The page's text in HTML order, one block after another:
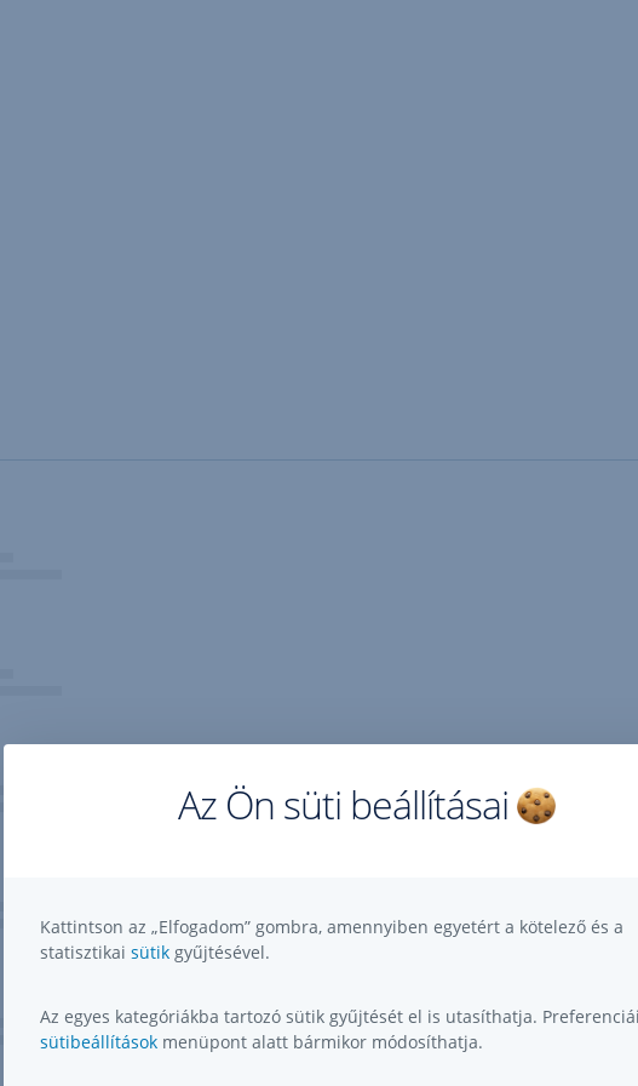
Az Ön süti beállításai
Kattintson az „Elfogadom” gombra, amennyiben egyetért a kötelező és a
statisztikai sütik gyűjtésével.
Az egyes kategóriákba tartozó sütik gyűjtését el is utasíthatja.
sütibeállítások menüpont alatt bármikor módosíthatja.